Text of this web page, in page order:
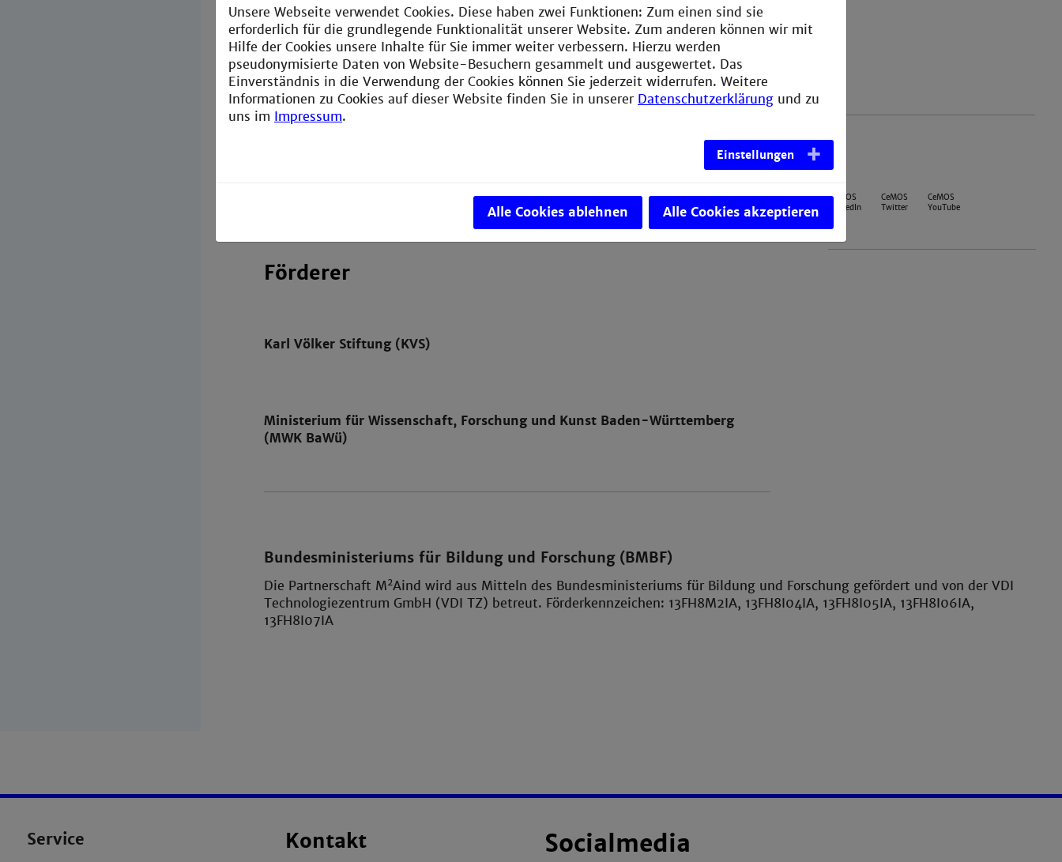
Kooperation mit Forschungsclustern
CeMOS – Center for Mass Spectrometry and Optical Spectroscopy
Förderer
Karl Völker Stiftung (KVS)
Ministerium für Wissenschaft, Forschung und Kunst Baden-Württemberg
(MWK BaWü)
CeMOS
LinkedIn
CeMOS
Twitter
CeMOS
YouTube
Bundesministeriums für Bildung und Forschung (BMBF)
Die Partnerschaft M2Aind wird aus Mitteln des Bundesministeriums für Bildung und Forschung gefördert und von der VDI
Technologiezentrum GmbH (VDI TZ) betreut. Förderkennzeichen: 13FH8M2IA, 13FH8I04IA, 13FH8I05IA, 13FH8I06IA,
13FH8I07IA
Service Kontakt Socialmedia
Unsere Webseite verwendet Cookies. Diese haben zwei Funktionen: Zum einen sind sie
erforderlich für die grundlegende Funktionalität unserer Website. Zum anderen können wir mit
Hilfe der Cookies unsere Inhalte für Sie immer weiter verbessern. Hierzu werden
pseudonymisierte Daten von Website-Besuchern gesammelt und ausgewertet. Das
Einverständnis in die Verwendung der Cookies können Sie jederzeit widerrufen. Weitere
Informationen zu Cookies auf dieser Website finden Sie in unserer Datenschutzerklärung und zu
uns im Impressum.
Einstellungen
Alle Cookies ablehnen Alle Cookies akzeptieren